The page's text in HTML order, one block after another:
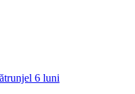
6 luni